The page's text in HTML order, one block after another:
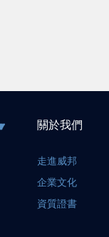
關於我們
走進威邦
企業文化
資質證書